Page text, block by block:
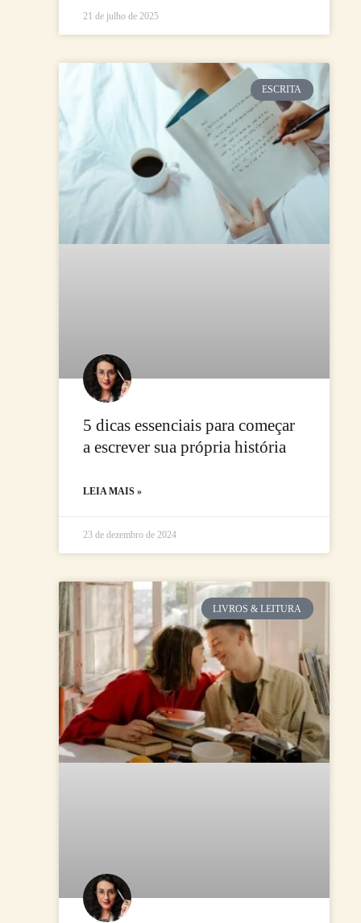
21 de julho de 2025
ESCRITA
5 dicas essenciais para começar
a escrever sua própria história
LEIA MAIS »
23 de dezembro de 2024
LIVROS & LEITURA